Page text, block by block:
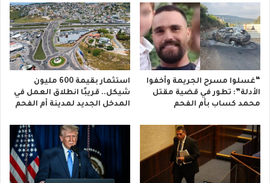
“غسلوا مسرح الجريمة وأخفوا
الأدلة”: تطور في قضية مقتل
محمد كساب بأم الفحم
استثمار بقيمة 600 مليون
شيكل.. قريبًا انطلاق العمل في
المدخل الجديد لمدينة أم الفحم